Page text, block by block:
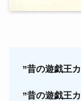
”昔の遊戯王
”昔の遊戯王